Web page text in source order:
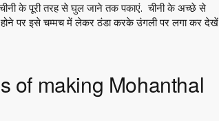
के पूरी तरह से घुल जाने तक पकाएं. चीनी के अच्छे से
पर इसे चम्मच में लेकर ठंडा करके उंगली पर लगा कर देखें
of making Mohanthal